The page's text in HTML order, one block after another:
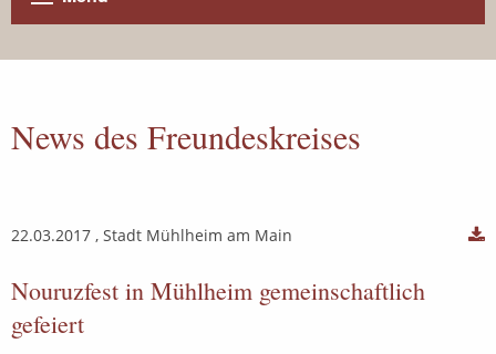
News des Freundeskreises
22.03.2017 , Stadt Mühlheim am Main
Nouruzfest in Mühlheim gemeinschaftlich
gefeiert